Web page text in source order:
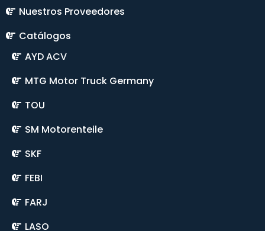
Nuestros Proveedores
Catálogos
AYD ACV
MTG Motor Truck Germany
TOU
SM Motorenteile
SKF
FEBI
FARJ
LASO